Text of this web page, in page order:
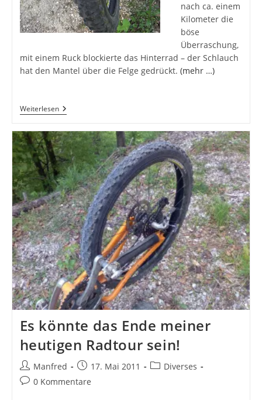
nach ca. einem
Kilometer die
böse
Überraschung,
mit einem Ruck blockierte das Hinterrad – der Schlauch
hat den Mantel über die Felge gedrückt. (mehr …)
WeiterlesenKapitaler
Reifenschaden,
Geht
Nix
Mehr
Es könnte das Ende meiner
heutigen Radtour sein!
Beitrags-
Autor:
Manfred
Beitrag
veröffentlicht:
17. Mai 2011
Beitrags-
Diverses
Beitrags-
0 Kommentare